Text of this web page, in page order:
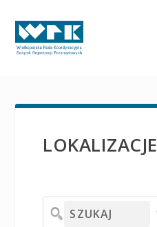
LOKALIZACJE
Szukaj